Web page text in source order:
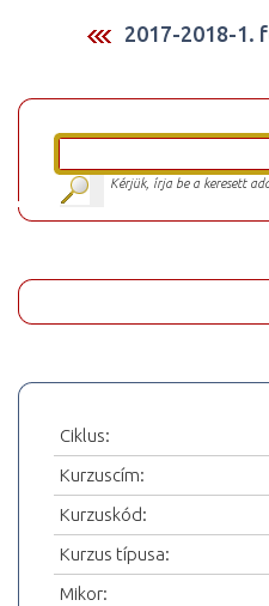
2017-2018-1.
Kérjük, írja be a keresett
Ciklus:
Kurzuscím:
Kurzuskód:
Kurzus típusa:
Mikor: